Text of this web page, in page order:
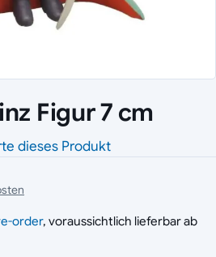
Figur 7 cm
dieses Produkt
order, voraussichtlich lieferbar ab